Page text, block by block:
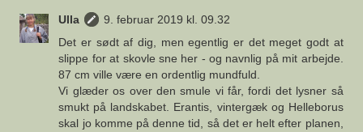
Ulla
9. februar 2019 kl. 09.32
Det er sødt af dig, men egentlig er det meget godt at
slippe for at skovle sne her - og navnlig på mit arbejde.
87 cm ville være en ordentlig mundfuld.
Vi glæder os over den smule vi får, fordi det lysner så
smukt på landskabet. Erantis, vintergæk og Helleborus
skal jo komme på denne tid, så det er helt efter planen,